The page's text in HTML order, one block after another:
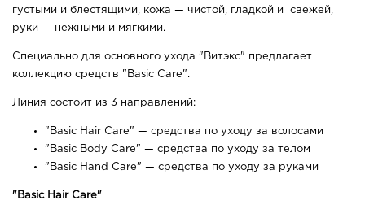
густыми и блестящими, кожа — чистой, гладкой и свежей,
руки — нежными и мягкими.
Специально для основного ухода "Витэкс" предлагает
коллекцию средств "Basic Care".
Линия состоит из 3 направлений:
"Basic Hair Care" — средства по уходу за волосами
"Basic Body Care" — средства по уходу за телом
"Basic Hand Care" — средства по уходу за руками
"Basic Hair Care"